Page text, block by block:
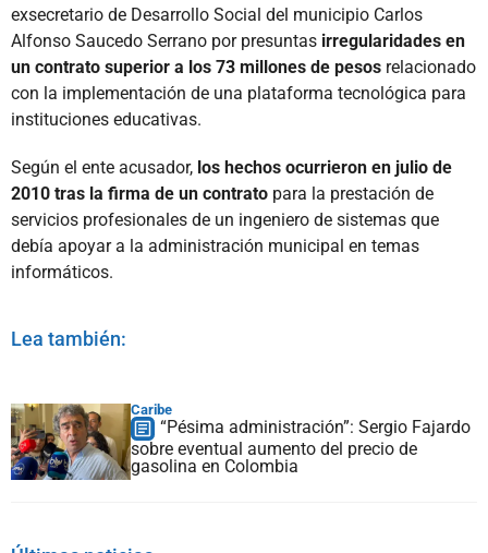
exsecretario de Desarrollo Social del municipio Carlos
Alfonso Saucedo Serrano por presuntas irregularidades en
un contrato superior a los 73 millones de pesos relacionado
con la implementación de una plataforma tecnológica para
instituciones educativas.
Según el ente acusador, los hechos ocurrieron en julio de
2010 tras la firma de un contrato para la prestación de
servicios profesionales de un ingeniero de sistemas que
debía apoyar a la administración municipal en temas
informáticos.
Lea también:
Caribe
“Pésima administración”: Sergio Fajardo
sobre eventual aumento del precio de
gasolina en Colombia